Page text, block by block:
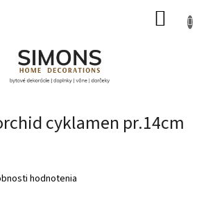
cyklamen pr.14cm
hodnotenia